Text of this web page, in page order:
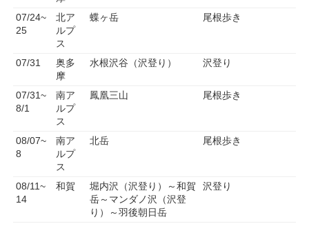
07/24~
25
北ア
ルプ
ス
蝶ヶ岳 尾根歩き
07/31
奥多
摩
水根沢谷（沢登り） 沢登り
07/31~
8/1
南ア
ルプ
ス
鳳凰三山 尾根歩き
08/07~
8
南ア
ルプ
ス
北岳 尾根歩き
08/11~
14
和賀
堀内沢（沢登り）～和賀
岳～マンダノ沢（沢登
り）～羽後朝日岳
沢登り